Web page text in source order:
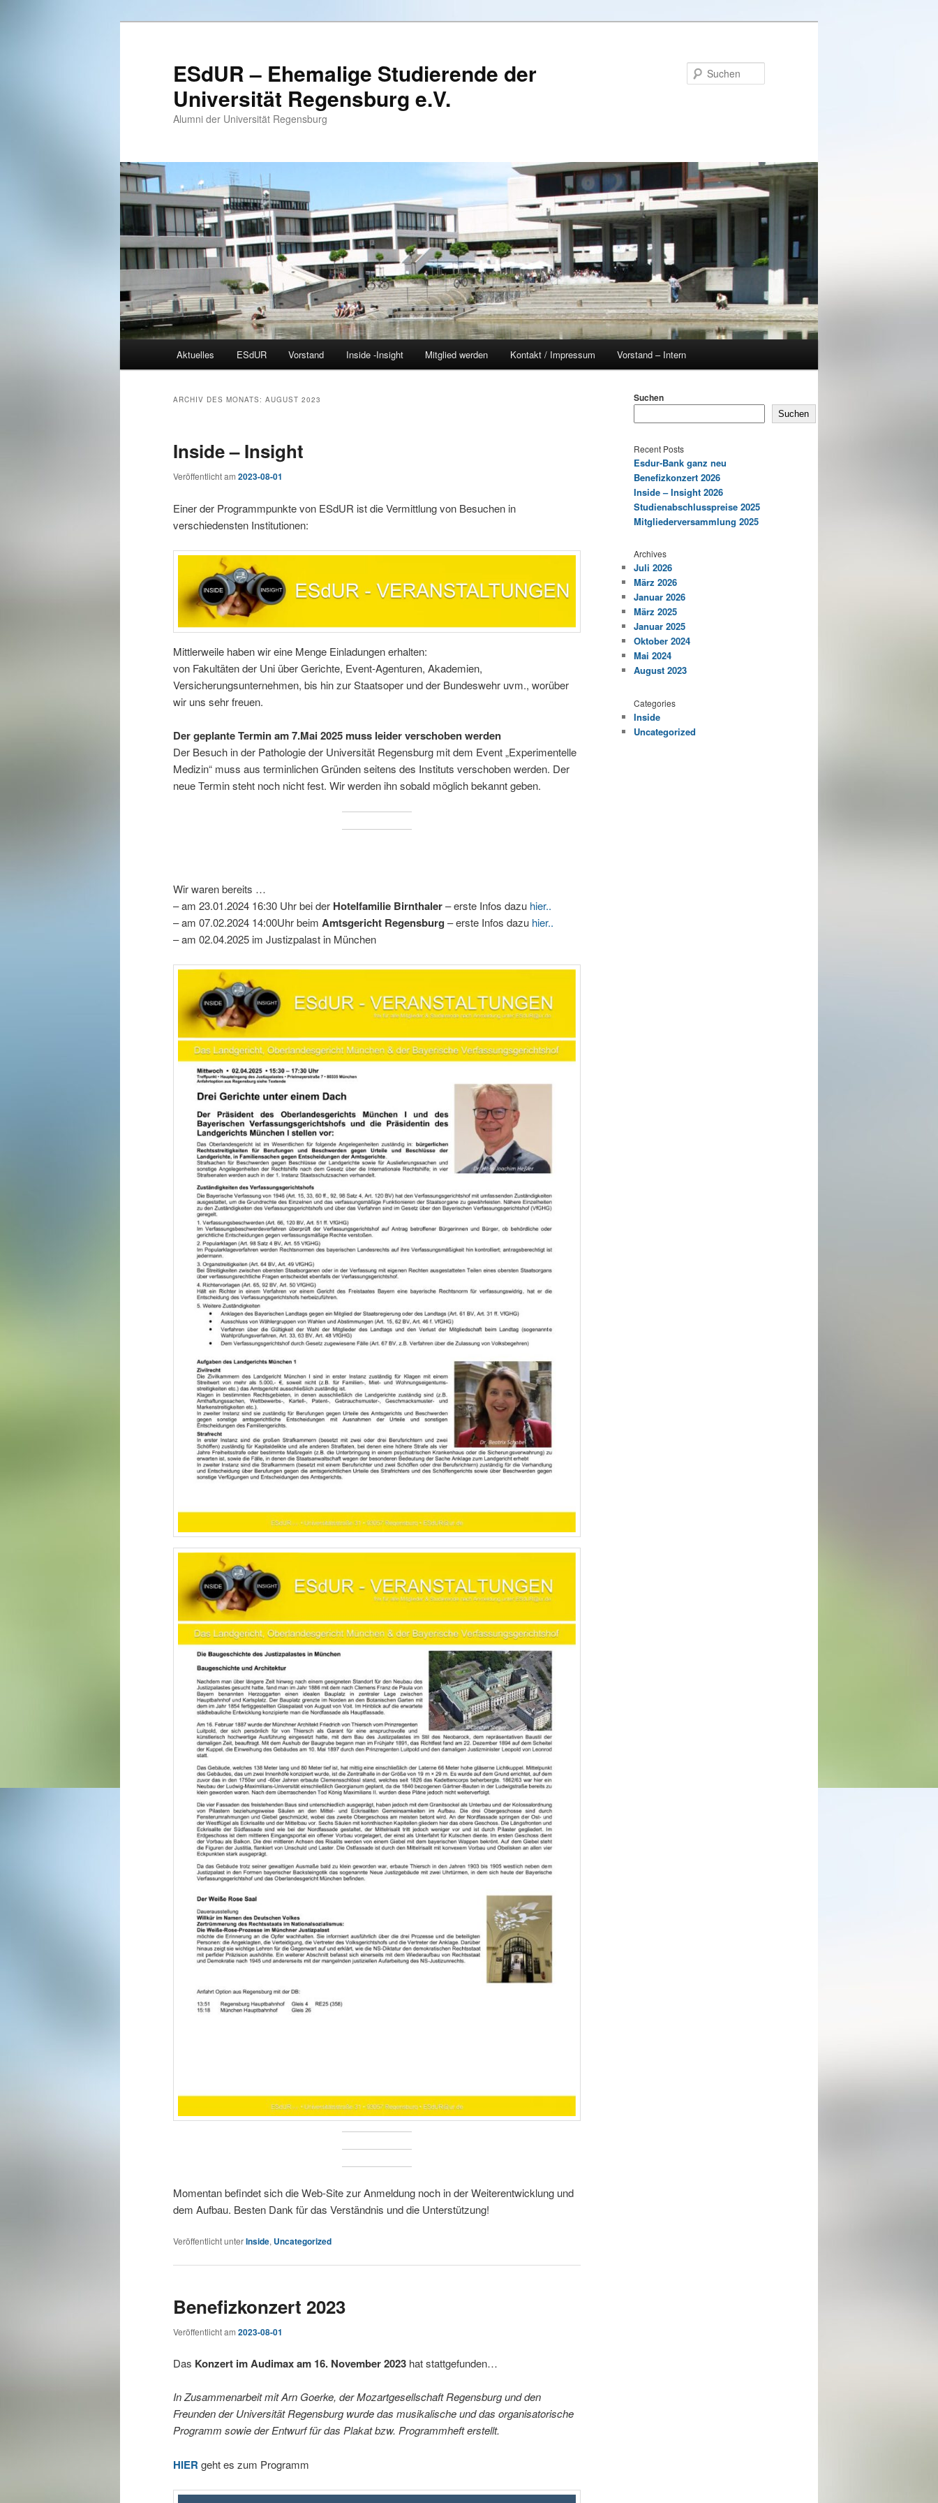
ESdUR – Ehemalige Studierende der
Universität Regensburg e.V.
Alumni der Universität Regensburg
Aktuelles ESdUR Vorstand Inside -Insight Mitglied werden Kontakt / Impressum Vorstand – Intern
ARCHIV DES MONATS: AUGUST 2023
Inside – Insight
Veröffentlicht am 2023-08-01
Einer der Programmpunkte von ESdUR ist die Vermittlung von Besuchen in
verschiedensten Institutionen:
Mittlerweile haben wir eine Menge Einladungen erhalten:
von Fakultäten der Uni über Gerichte, Event-Agenturen, Akademien,
Versicherungsunternehmen, bis hin zur Staatsoper und der Bundeswehr uvm., worüber
wir uns sehr freuen.
Der geplante Termin am 7.Mai 2025 muss leider verschoben werden
Der Besuch in der Pathologie der Universität Regensburg mit dem Event „Experimentelle
Medizin“ muss aus terminlichen Gründen seitens des Instituts verschoben werden. Der
neue Termin steht noch nicht fest. Wir werden ihn sobald möglich bekannt geben.
Wir waren bereits …
– am 23.01.2024 16:30 Uhr bei der Hotelfamilie Birnthaler– erste Infos dazu hier..
– am 07.02.2024 14:00Uhr beim Amtsgericht Regensburg – erste Infos dazu hier..
– am 02.04.2025 im Justizpalast in München
Momentan befindet sich die Web-Site zur Anmeldung noch in der Weiterentwicklung und
dem Aufbau. Besten Dank für das Verständnis und die Unterstützung!
Veröffentlicht unterInside, Uncategorized
Benefizkonzert 2023
Veröffentlicht am 2023-08-01
Das Konzert im Audimax am 16. November 2023 hat stattgefunden…
In Zusammenarbeit mit Arn Goerke, der Mozartgesellschaft Regensburg und den
Freunden der Universität Regensburg wurde das musikalische und das organisatorische
Programm sowie der Entwurf für das Plakat bzw. Programmheft erstellt.
HIER geht es zum Programm
Suchen
Suchen
Recent Posts
Esdur-Bank ganz neu
Benefizkonzert 2026
Inside – Insight 2026
Studienabschlusspreise 2025
Mitgliederversammlung 2025
Archives
Juli 2026
März 2026
Januar 2026
März 2025
Januar 2025
Oktober 2024
Mai 2024
August 2023
Categories
Inside
Uncategorized